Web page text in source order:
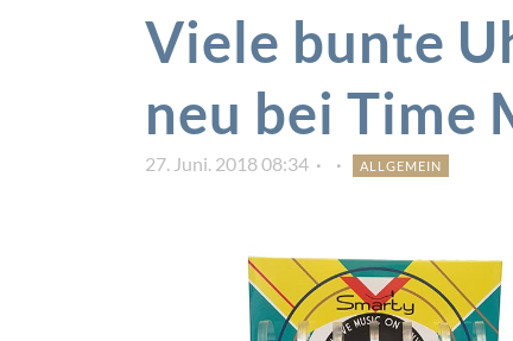
Viele bunte
neu bei Time
27. Juni. 2018 08:34 ALLGEMEIN